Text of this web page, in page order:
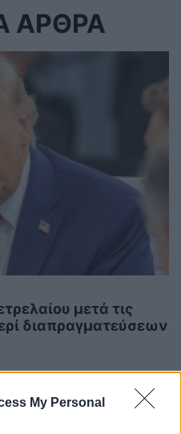
My Personal
ΑΡΘΡΑ
μετά τις
διαπραγματεύσεων